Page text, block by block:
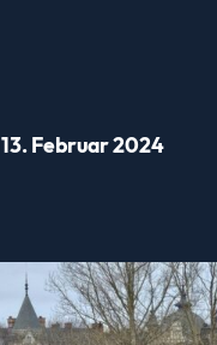
13. Februar 2024